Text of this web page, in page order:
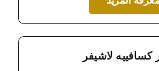
كسافييه لاشيفر